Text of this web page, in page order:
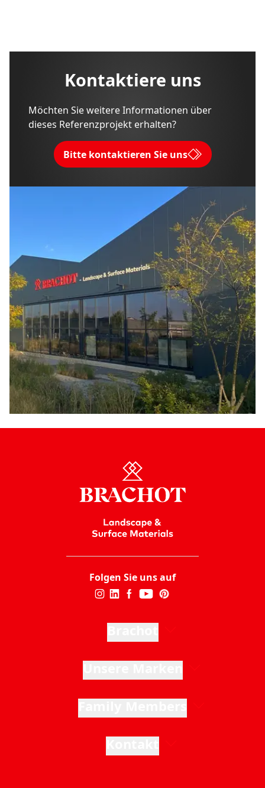
Kontaktiere uns
Möchten Sie weitere Informationen über
dieses Referenzprojekt erhalten?
Bitte kontaktieren Sie uns
Folgen Sie uns auf